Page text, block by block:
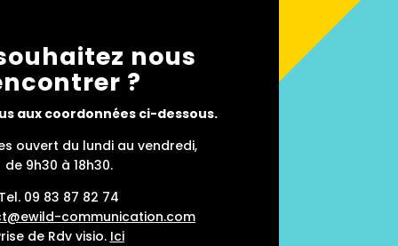
nous
?
aux coordonnées ci-dessous.
ouvert du lundi au vendredi,
de 9h30 à 18h30.
Tel. 09 83 87 82 74
communication.com
de Rdv visio. Ici